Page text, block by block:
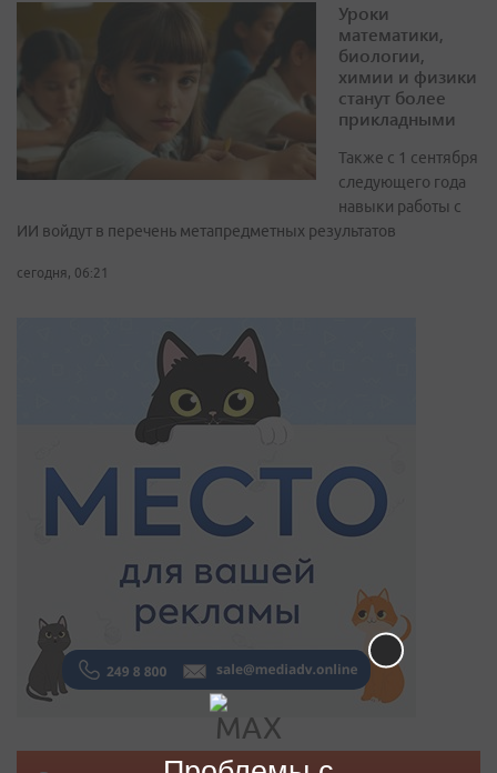
Уроки
математики,
биологии,
химии и физики
станут более
прикладными
Также с 1 сентября
следующего года
навыки работы с
ИИ войдут в перечень метапредметных результатов
сегодня, 06:21